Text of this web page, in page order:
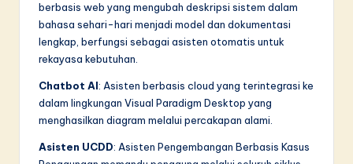
berbasis web yang mengubah deskripsi sistem dalam
bahasa sehari-hari menjadi model dan dokumentasi
lengkap, berfungsi sebagai asisten otomatis untuk
rekayasa kebutuhan.
Chatbot AI: Asisten berbasis cloud yang terintegrasi ke
dalam lingkungan Visual Paradigm Desktop yang
menghasilkan diagram melalui percakapan alami.
Asisten UCDD: Asisten Pengembangan Berbasis Kasus